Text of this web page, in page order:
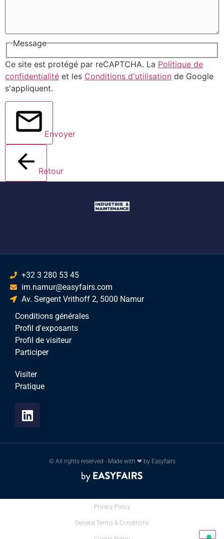
Message
Ce site est protégé par reCAPTCHA. La Politique de
confidentialité et les Conditions d'utilisation de Google
s'appliquent.
Envoyer
Retour
+32 3 280 53 45
im.namur@easyfairs.com
Av. Sergent Vrithoff 2, 5000 Namur
Conditions générales
Profil d'exposants
Profil de visiteur
Participer
Visiter
Pratique
© All rights reserved - Made with ❤ by Easyfairs
Privacy Policy
General Terms & Conditions